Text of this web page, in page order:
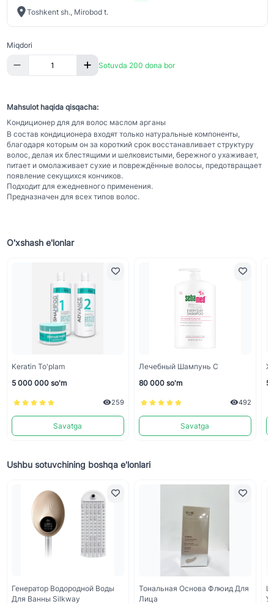
Toshkent sh., Mirobod t.
Miqdori
Sotuvda 200 dona bor
Mahsulot haqida qisqacha:
Кондиционер для для волос маслом арганы
В состав кондиционера входят только натуральные компоненты,
благодаря которым он за короткий срок восстанавливает структуру
волос, делая их блестящими и шелковистыми, бережного ухаживает,
питает и омолаживает сухие и повреждённые волосы, предотвращает
появление секущихся кончиков.
Подходит для ежедневного применения.
Предназначен для всех типов волос.
O'xshash e'lonlar
Keratin To'plam
5 000 000 so'm
259
Savatga
Лечебный Шампунь С
80 000 so'm
492
Savatga
Ushbu sotuvchining boshqa e'lonlari
Генератор Водородной Воды
Для Ванны Silkway
Тональная Основа Флюид Для
Лица